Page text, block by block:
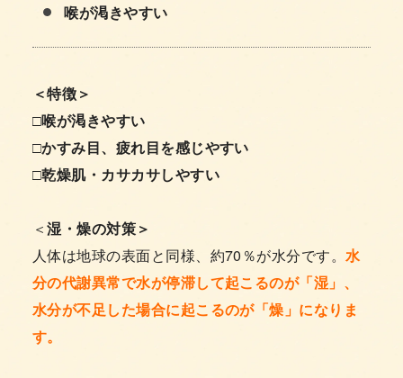
喉が渇きやすい
＜特徴＞
□喉が渇きやすい
□かすみ目、疲れ目を感じやすい
□乾燥肌・カサカサしやすい
＜湿・燥の対策＞
人体は地球の表面と同様、約70％が水分です。水
分の代謝異常で水が停滞して起こるのが「湿」、
水分が不足した場合に起こるのが「燥」になりま
す。